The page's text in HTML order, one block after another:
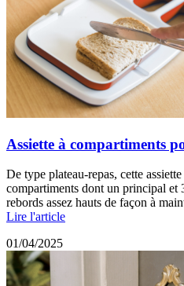
Assiette à compartiments
De type plateau-repas, cette
compartiments dont un principal et
rebords assez hauts de façon à
Lire l'article
01/04/2025